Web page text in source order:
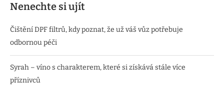
Nenechte si ujít
Čištění DPF filtrů, kdy poznat, že už váš vůz potřebuje
odbornou péči
Syrah – víno s charakterem, které si získává stále více
příznivců